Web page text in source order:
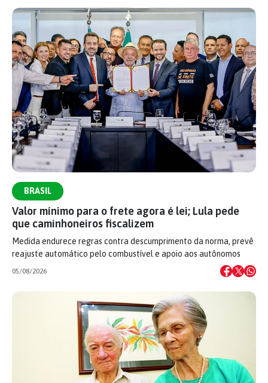
BRASIL
Valor mínimo para o frete agora é lei; Lula pede
que caminhoneiros fiscalizem
Medida endurece regras contra descumprimento da norma, prevê
reajuste automático pelo combustível e apoio aos autônomos
05/08/2026